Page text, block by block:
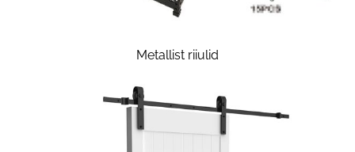
Metallist riiulid